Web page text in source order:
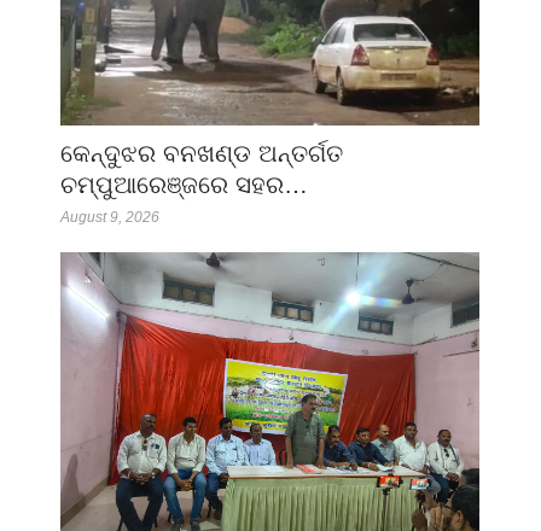
କେନ୍ଦୁଝର ବନଖଣ୍ଡ ଅନ୍ତର୍ଗତ
ଚମ୍ପୁଆରେଞ୍ଜରେ ସହର…
August 9, 2026